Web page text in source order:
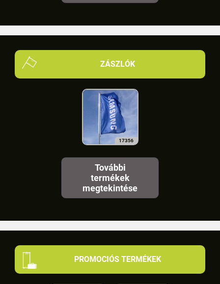
ZÁSZLÓK
17356
További
termékek
megtekintése
PROMOCIÓS TERMÉKEK